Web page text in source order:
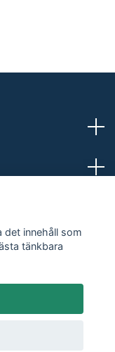
det innehåll som
tänkbara